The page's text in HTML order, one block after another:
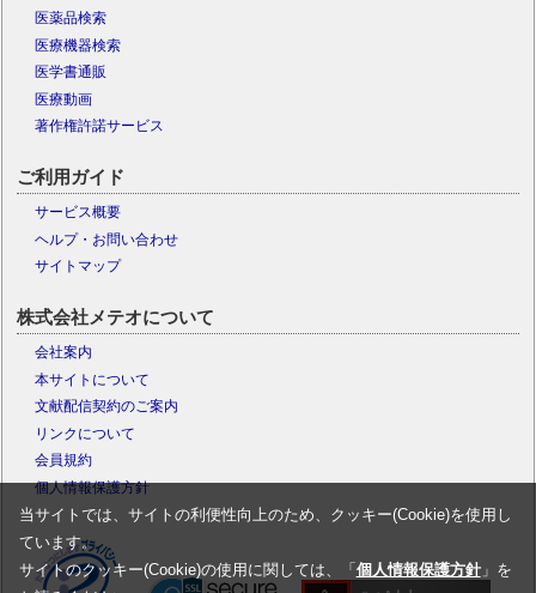
医薬品検索
医療機器検索
医学書通販
医療動画
著作権許諾サービス
ご利用ガイド
サービス概要
ヘルプ・お問い合わせ
サイトマップ
株式会社メテオについて
会社案内
本サイトについて
文献配信契約のご案内
リンクについて
会員規約
個人情報保護方針
当サイトでは、サイトの利便性向上のため、クッキー(Cookie)を使用し
ています。
サイトのクッキー(Cookie)の使用に関しては、「 個人情報保護方針」を